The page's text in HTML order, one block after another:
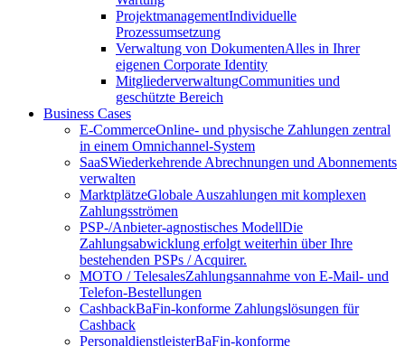
ProjektmanagementIndividuelle
Prozessumsetzung
Verwaltung von DokumentenAlles in Ihrer
eigenen Corporate Identity
MitgliederverwaltungCommunities und
geschützte Bereich
Business Cases
E-CommerceOnline- und physische Zahlungen zentral
in einem Omnichannel-System
SaaSWiederkehrende Abrechnungen und Abonnements
verwalten
MarktplätzeGlobale Auszahlungen mit komplexen
Zahlungsströmen
PSP-/Anbieter‑agnostisches ModellDie
Zahlungsabwicklung erfolgt weiterhin über Ihre
bestehenden PSPs / Acquirer.
MOTO / TelesalesZahlungsannahme von E-Mail- und
Telefon-Bestellungen
CashbackBaFin-konforme Zahlungslösungen für
Cashback
PersonaldienstleisterBaFin-konforme